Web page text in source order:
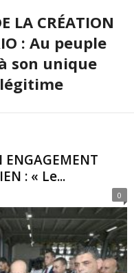
LA CRÉATION
: Au peuple
son unique
ENGAGEMENT
: « Le...
0